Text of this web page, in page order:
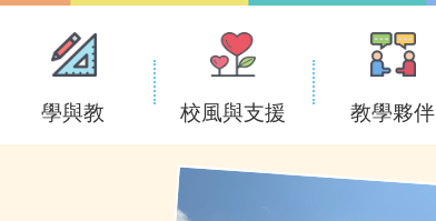
學與教 校風與支援 教學夥伴